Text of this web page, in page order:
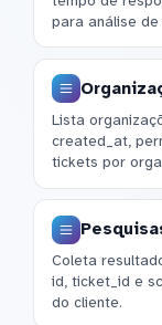
para análise de
Lista
created_at,
tickets por
Coleta
id, ticket_id e
do cliente.